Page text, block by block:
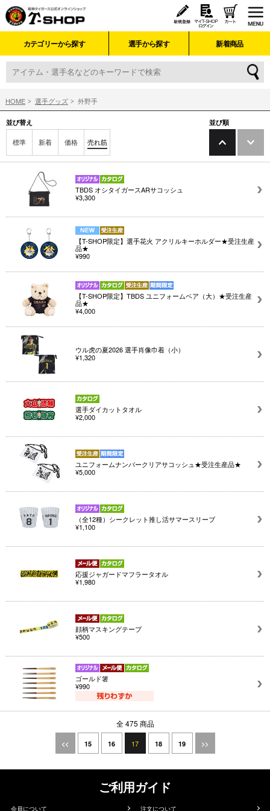
カテゴリーから探す 選手から探す 新着商品
HOME 選手グッズ 外野手
並び替え
標準 新着 価格 売れ筋
並び順
TBDS オシタイガースARサコッシュ
¥3,300
【T-SHOP限定】選手花火 アクリルキーホルダー★受注生産
品★
¥990
【T-SHOP限定】TBDS ユニフォームベア（大）★受注生産
品★
¥4,000
ウル虎の夏2026 選手肖像巾着（小）
¥1,320
選手ダイカットタオル
¥2,000
ユニフォームナンバークリアサコッシュ★受注生産品★
¥5,000
（全12種）シークレット推し活サマースリーブ
¥1,100
応援ジャガードマフラータオル
¥1,980
顔柄マスキングテープ
¥500
ゴールド箸
¥990
全 475 商品
<< 15 16 17 18 19 >>
ご利用ガイド
会員について 注文について